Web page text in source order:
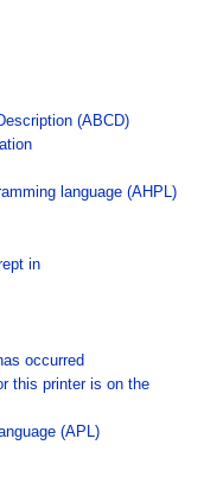
(ABCD)
language (AHPL)
in
occurred
this printer is on the
(APL)